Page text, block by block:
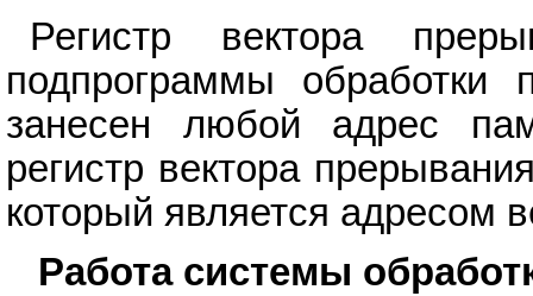
Регистр вектора
подпрограммы
занесен любой адрес
регистр вектора
который является адресом
Работа системы